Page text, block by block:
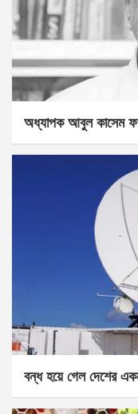
অধ্যাপক আবুল কাসেম
বন্ধ হয়ে গেল দেশের